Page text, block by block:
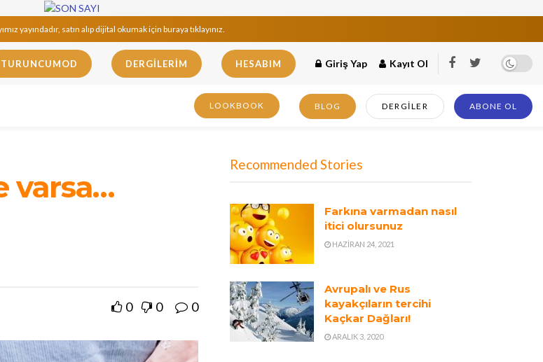
yayındadır, satın alıp dijital okumak için buraya tıklayınız.
TURUNCUMOD DERGILERIM HESABIM Giriş Yap Kayıt Ol
LOOKBOOK BLOG DERGILER ABONE OL
varsa…
0 0 0
Recommended Stories
Farkına varmadan nasıl
itici olursunuz
HAZIRAN 24, 2021
Avrupalı ve Rus
kayakçıların tercihi
Kaçkar Dağları!
ARALIK 3, 2020